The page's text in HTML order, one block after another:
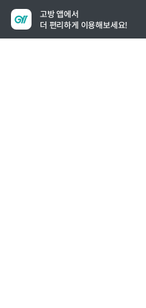
고방 앱에서
더 편리하게 이용해보세요!